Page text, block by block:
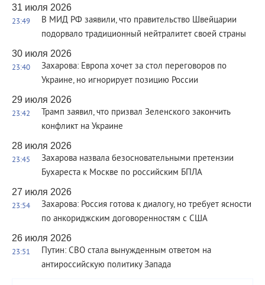
31 июля 2026
23:49
В МИД РФ заявили, что правительство Швейцарии
подорвало традиционный нейтралитет своей страны
30 июля 2026
23:40
Захарова: Европа хочет за стол переговоров по
Украине, но игнорирует позицию России
29 июля 2026
23:42
Трамп заявил, что призвал Зеленского закончить
конфликт на Украине
28 июля 2026
23:45
Захарова назвала безосновательными претензии
Бухареста к Москве по российским БПЛА
27 июля 2026
23:54
Захарова: Россия готова к диалогу, но требует ясности
по анкориджским договоренностям с США
26 июля 2026
23:51
Путин: СВО стала вынужденным ответом на
антироссийскую политику Запада